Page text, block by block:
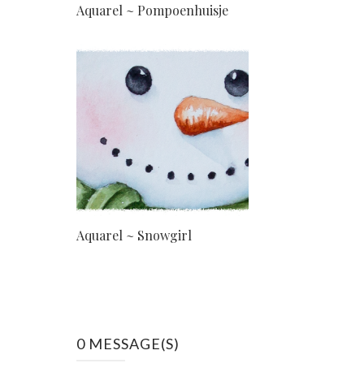
Aquarel ~ Pompoenhuisje
Aquarel ~ Snowgirl
0 MESSAGE(S)